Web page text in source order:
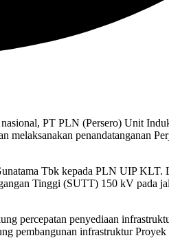
PT PLN (Persero) Unit
penandatanganan
Tbk kepada PLN UIP KLT.
Tinggi (SUTT) 150 kV pada
percepatan penyediaan
pembangunan infrastruktur Proyek